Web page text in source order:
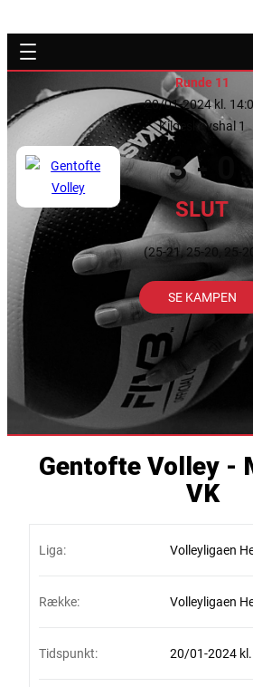
Runde 11
20/01-2024 kl.
Kildeskovshal 1
3 - 0
SLUT
(25-21, 25-20, 25-
SE KAMPEN
Gentofte Volley -
VK
Liga: Volleyligaen
Række: Volleyligaen
Tidspunkt: 20/01-2024